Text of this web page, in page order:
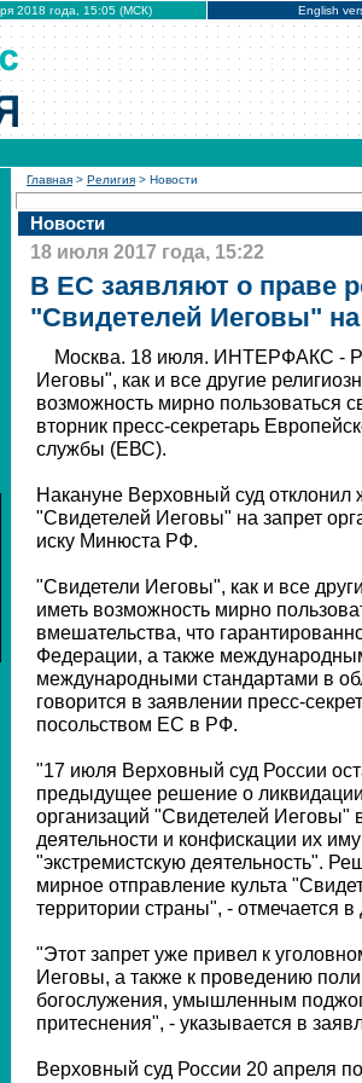
2018 года, 15:05 (МСК) English
Главная > Религия > Новости
Новости
18 июля 2017 года, 15:22
В ЕС заявляют о праве
"Свидетелей Иеговы"
Москва. 18 июля. ИНТЕРФАКС -
Иеговы", как и все другие
возможность мирно пользоваться
вторник пресс-секретарь
службы (ЕВС).
Накануне Верховный суд отклонил
"Свидетелей Иеговы" на запрет
иску Минюста РФ.
"Свидетели Иеговы", как и все
иметь возможность мирно
вмешательства, что
Федерации, а также
международными стандартами в
говорится в заявлении пресс-
посольством ЕС в РФ.
"17 июля Верховный суд России
предыдущее решение о
организаций "Свидетелей Иеговы"
деятельности и конфискации их
"экстремистскую деятельность".
мирное отправление культа
территории страны", - отмечается в
"Этот запрет уже привел к
Иеговы, а также к проведению
богослужения, умышленным
притеснения", - указывается в
Верховный суд России 20 апреля